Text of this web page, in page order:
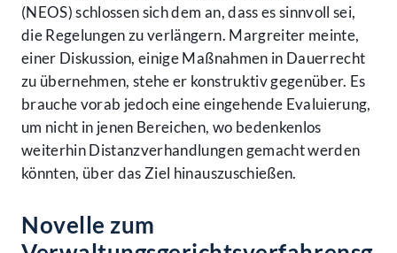
(NEOS) schlossen sich dem an, dass es sinnvoll sei,
die Regelungen zu verlängern. Margreiter meinte,
einer Diskussion, einige Maßnahmen in Dauerrecht
zu übernehmen, stehe er konstruktiv gegenüber. Es
brauche vorab jedoch eine eingehende Evaluierung,
um nicht in jenen Bereichen, wo bedenkenlos
weiterhin Distanzverhandlungen gemacht werden
könnten, über das Ziel hinauszuschießen.
Novelle zum